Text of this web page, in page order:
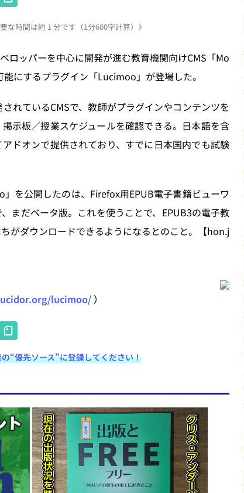
向けポータルサイト・プラスコネクト提供開始など 日刊出版ニュースま
な時間は約 1 分です（1分600字計算）》
ロッパーを中心に開発が進む教育機関向けCMS「Mo
にするプラグイン「Lucimoo」が登場した。
れているCMSで、教師がプラグインやコンテンツを
示板／授業スケジュールを確認できる。日本語を含
ドオンで提供されており、すでに日本国内でも試験
を公開したのは、Firefox用EPUB電子書籍ビューワ
まだベータ版。これを使うことで、EPUB3の電子教
がダウンロードできるようになるとのこと。【hon.j
lucimoo/ ）
“優先ソース”に登録してください！